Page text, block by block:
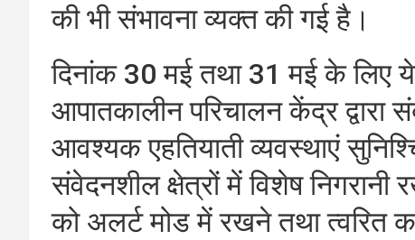
की भी संभावना व्यक्त की गई है।
दिनांक 30 मई तथा 31 मई के लिए
आपातकालीन परिचालन केंद्र
आवश्यक एहतियाती व्यवस्थाएं
संवेदनशील क्षेत्रों में विशेष
को अलर्ट मोड में रखने तथा त्वरित